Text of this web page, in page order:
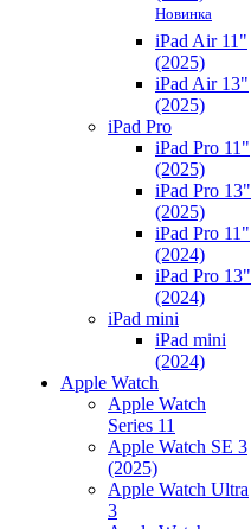
Новинка
iPad Air 11"
(2025)
iPad Air 13"
(2025)
iPad Pro
iPad Pro 11"
(2025)
iPad Pro 13"
(2025)
iPad Pro 11"
(2024)
iPad Pro 13"
(2024)
iPad mini
iPad mini
(2024)
Apple Watch
Apple Watch
Series 11
Apple Watch SE 3
(2025)
Apple Watch Ultra
3